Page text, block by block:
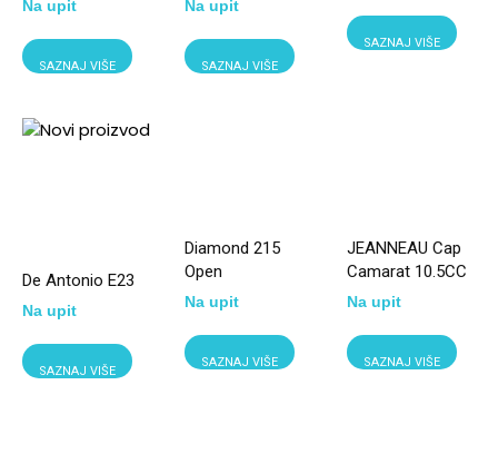
Na upit
SAZNAJ VIŠE
Na upit
SAZNAJ VIŠE
SAZNAJ VIŠE
De Antonio E23
Na upit
SAZNAJ VIŠE
Diamond 215
Open
Na upit
SAZNAJ VIŠE
JEANNEAU Cap
Camarat 10.5CC
Na upit
SAZNAJ VIŠE